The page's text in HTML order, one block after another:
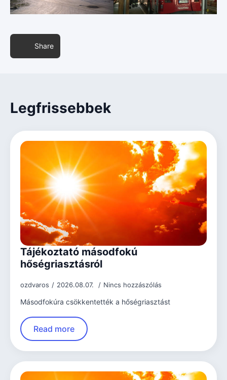
Share
Legfrissebbek
Tájékoztató másodfokú
hőségriasztásról
ozdvaros 2026.08.07. Nincs hozzászólás
Másodfokúra csökkentették a hőségriasztást
Read more